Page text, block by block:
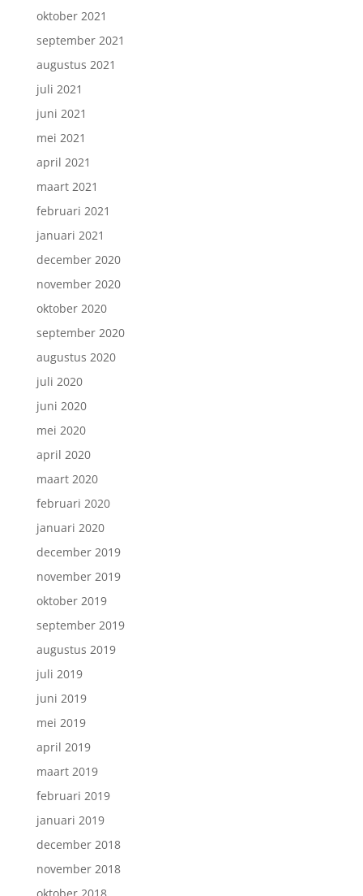
oktober 2021
september 2021
augustus 2021
juli 2021
juni 2021
mei 2021
april 2021
maart 2021
februari 2021
januari 2021
december 2020
november 2020
oktober 2020
september 2020
augustus 2020
juli 2020
juni 2020
mei 2020
april 2020
maart 2020
februari 2020
januari 2020
december 2019
november 2019
oktober 2019
september 2019
augustus 2019
juli 2019
juni 2019
mei 2019
april 2019
maart 2019
februari 2019
januari 2019
december 2018
november 2018